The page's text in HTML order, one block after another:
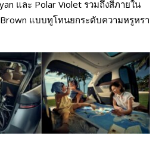
และ Polar Violet รวมถึงสีภายใน
แบบทูโทนยกระดับความหรูหรา